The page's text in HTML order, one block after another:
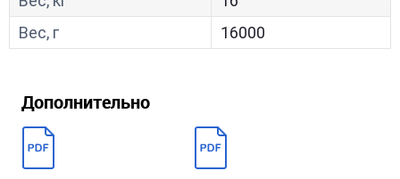
Вес, г
16000
Дополнительно